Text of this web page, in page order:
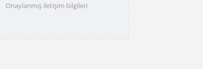
Onaylanmış iletişim bilgileri